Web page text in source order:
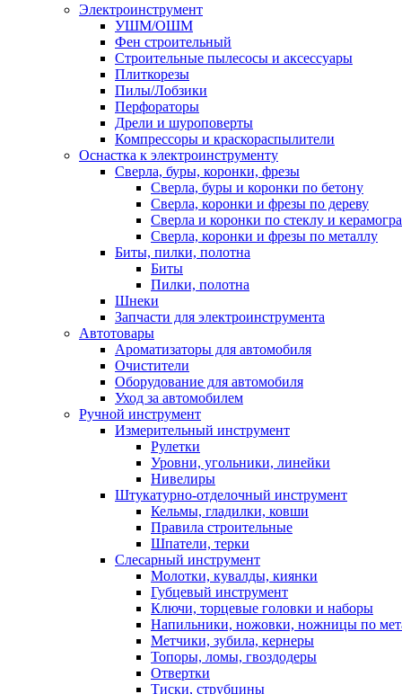
Электроинструмент
УШМ/ОШМ
Фен строительный
Строительные пылесосы и аксессуары
Плиткорезы
Пилы/Лобзики
Перфораторы
Дрели и шуроповерты
Компрессоры и краскораспылители
Оснастка к электроинструменту
Сверла, буры, коронки, фрезы
Сверла, буры и коронки по бетону
Сверла, коронки и фрезы по дереву
Сверла и коронки по стеклу и
Сверла, коронки и фрезы по металлу
Биты, пилки, полотна
Биты
Пилки, полотна
Шнеки
Запчасти для электроинструмента
Автотовары
Ароматизаторы для автомобиля
Очистители
Оборудование для автомобиля
Уход за автомобилем
Ручной инструмент
Измерительный инструмент
Рулетки
Уровни, угольники, линейки
Нивелиры
Штукатурно-отделочный инструмент
Кельмы, гладилки, ковши
Правила строительные
Шпатели, терки
Слесарный инструмент
Молотки, кувалды, киянки
Губцевый инструмент
Ключи, торцевые головки и наборы
Напильники, ножовки, ножницы по
Метчики, зубила, кернеры
Топоры, ломы, гвоздодеры
Отвертки
Тиски, струбцины